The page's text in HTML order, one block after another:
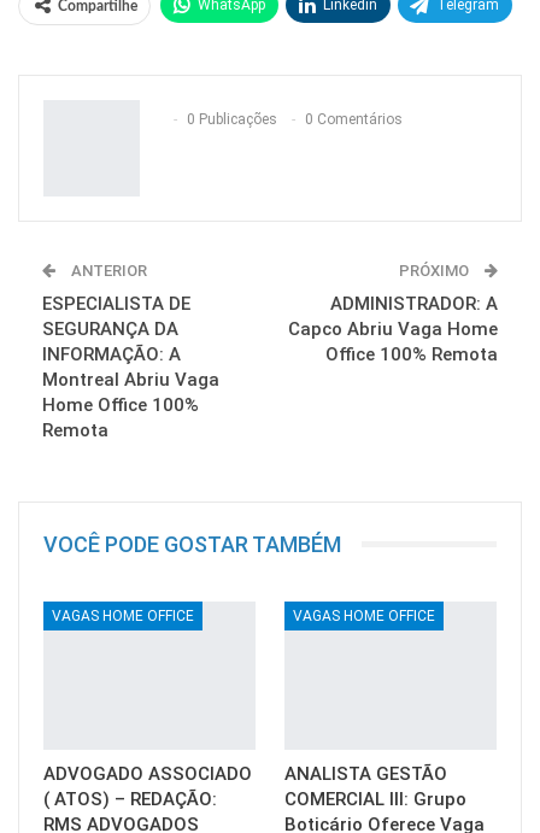
Compartilhe WhatsApp Linkedin Telegram
0 Publicações
0 Comentários
ANTERIOR
ESPECIALISTA DE
SEGURANÇA DA
INFORMAÇÃO: A
Montreal Abriu Vaga
Home Office 100%
Remota
PRÓXIMO
ADMINISTRADOR: A
Capco Abriu Vaga Home
Office 100% Remota
VOCÊ PODE GOSTAR TAMBÉM
VAGAS HOME OFFICE
ADVOGADO ASSOCIADO
( ATOS) – REDAÇÃO:
RMS ADVOGADOS
VAGAS HOME OFFICE
ANALISTA GESTÃO
COMERCIAL III: Grupo
Boticário Oferece Vaga